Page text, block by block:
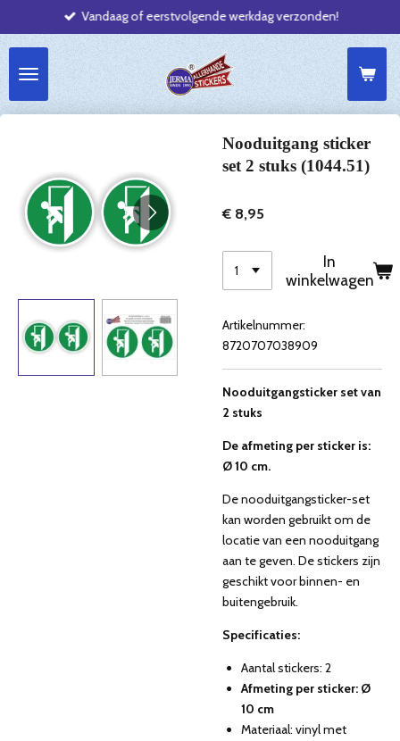
direct
de
hoofdinhoud
Vandaag of eerstvolgende werkdag verzonden!
Nooduitgang sticker
set 2 stuks (1044.51)
€ 8,95
In
winkelwagen
Artikelnummer:
8720707038909
Nooduitgangsticker set van
2 stuks
De afmeting per sticker is:
Ø 10 cm.
De nooduitgangsticker-set
kan worden gebruikt om de
locatie van een nooduitgang
aan te geven. De stickers zijn
geschikt voor binnen- en
buitengebruik.
Specificaties:
Aantal stickers: 2
Afmeting per sticker: Ø
10 cm
Materiaal: vinyl met